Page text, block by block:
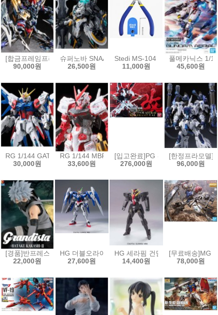
[합금프레임프라모델]모터뉴클리어 MNP-XH16A 삼국지 전위
90,000원
슈퍼노바 SNAA 원탁기사단 베디비어
26,500원
Stedi MS-104 보급형 싱글 블레
11,000원
풀메카닉스 1/
45,600원
RG 1/144 GAT-X105B/FP 빌드스트라이크 건담 풀패키지
30,000원
RG 1/144 MBF-P02 건담 아스트레이 레드프레임
33,600원
[입고완료]PG 건담 아스트레이
276,000원
[한정프라모델]
96,000원
[경품]반프레스토 나루토 질풍전 Grandista 피규어 하타케 카카시
22,000원
HG 더블오라이저 + GN 소드3 [4573102573834]
27,600원
HG 세라핌 건담[4573102592354]
14,400원
[무료배송]MG
78,000원